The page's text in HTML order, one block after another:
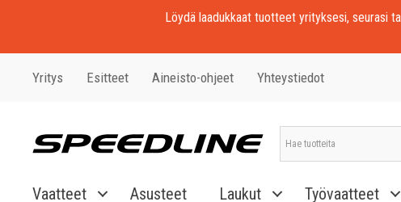
Löydä laadukkaat tuotteet yrityksesi, seurasi
Yritys Esitteet Aineisto-ohjeet Yhteystiedot
Vaatteet Asusteet Laukut Työvaatteet